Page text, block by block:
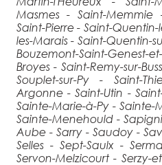
Masmes - Saint-Memmie
Saint-Pierre - Saint-
les-Marais - Saint-Quentin-
Bouzemont-Saint-Genest-
Broyes - Saint-Remy-sur-
Souplet-sur-Py - Saint-
Argonne - Saint-Utin -
Sainte-Marie-à-Py -
Sainte-Menehould -
Aube - Sarry - Saudoy -
Selles - Sept-Saulx -
Servon-Melzicourt - Serzy-